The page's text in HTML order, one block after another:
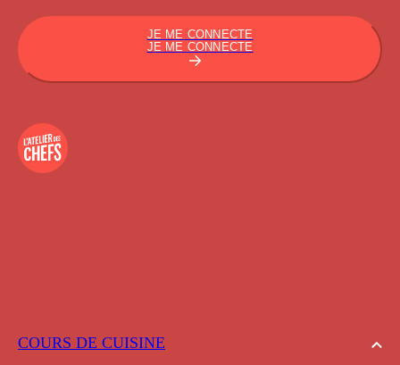
COURS DE CUISINE
JE ME CONNECTE
JE ME CONNECTE